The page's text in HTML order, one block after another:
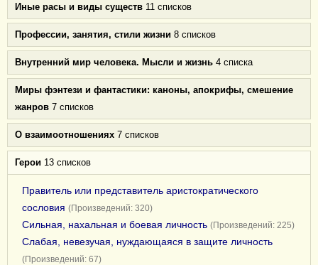
Иные расы и виды существ 11 списков
Профессии, занятия, стили жизни 8 списков
Внутренний мир человека. Мысли и жизнь 4 списка
Миры фэнтези и фантастики: каноны, апокрифы, смешение
жанров 7 списков
О взаимоотношениях 7 списков
Герои 13 списков
Правитель или представитель аристократического
сословия (Произведений: 320)
Сильная, нахальная и боевая личность (Произведений: 225)
Слабая, невезучая, нуждающаяся в защите личность
(Произведений: 67)